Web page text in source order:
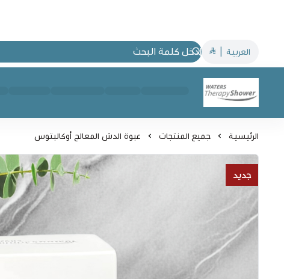
العربية
Waters Therapy Shower
الرئيسية جميع المنتجات عبوة الدش المعالج أوكالبتوس
جديد